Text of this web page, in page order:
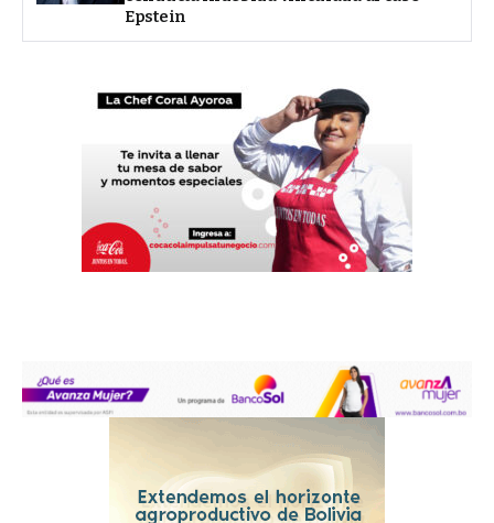
Epstein